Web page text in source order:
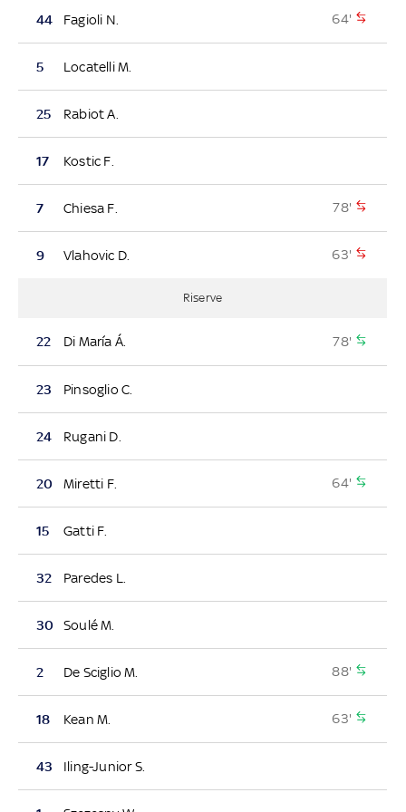
44 Fagioli N. 64'
5 Locatelli M.
25 Rabiot A.
17 Kostic F.
7 Chiesa F. 78'
9 Vlahovic D. 63'
Riserve
22 Di María Á. 78'
23 Pinsoglio C.
24 Rugani D.
20 Miretti F. 64'
15 Gatti F.
32 Paredes L.
30 Soulé M.
2 De Sciglio M. 88'
18 Kean M. 63'
43 Iling-Junior S.